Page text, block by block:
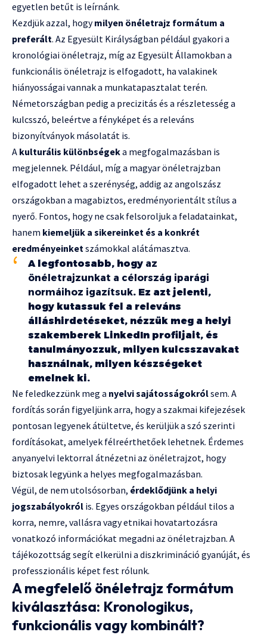
egyetlen betűt is leírnánk.
Kezdjük azzal, hogymilyen önéletrajz formátum a
preferált. Az Egyesült Királyságban például gyakori a
kronológiai önéletrajz, míg az Egyesült Államokban a
funkcionális önéletrajz is elfogadott, ha valakinek
hiányosságai vannak a munkatapasztalat terén.
Németországban pedig a precizitás és a részletesség a
kulcsszó, beleértve a fényképet és a releváns
bizonyítványok másolatát is.
A kulturális különbségeka megfogalmazásban is
megjelennek. Például, míg a magyar önéletrajzban
elfogadott lehet a szerénység, addig az angolszász
országokban a magabiztos, eredményorientált stílus a
nyerő. Fontos, hogy ne csak felsoroljuk a feladatainkat,
hanem kiemeljük a sikereinket és a konkrét
eredményeinketszámokkal alátámasztva.
A legfontosabb, hogy az
önéletrajzunkat a célország iparági
normáihoz igazítsuk. Ez azt jelenti,
hogy kutassuk fel a releváns
álláshirdetéseket, nézzük meg a helyi
szakemberek LinkedIn profiljait, és
tanulmányozzuk, milyen kulcsszavakat
használnak, milyen készségeket
emelnek ki.
Ne feledkezzünk meg a nyelvi sajátosságokrólsem. A
fordítás során figyeljünk arra, hogy a szakmai kifejezések
pontosan legyenek átültetve, és kerüljük a szó szerinti
fordításokat, amelyek félreérthetőek lehetnek. Érdemes
anyanyelvi lektorral átnézetni az önéletrajzot, hogy
biztosak legyünk a helyes megfogalmazásban.
Végül, de nem utolsósorban, érdeklődjünk a helyi
jogszabályokról is. Egyes országokban például tilos a
korra, nemre, vallásra vagy etnikai hovatartozásra
vonatkozó információkat megadni az önéletrajzban. A
tájékozottság segít elkerülni a diszkrimináció gyanúját, és
professzionális képet fest rólunk.
A megfelelő önéletrajz formátum
kiválasztása: Kronologikus,
funkcionális vagy kombinált?